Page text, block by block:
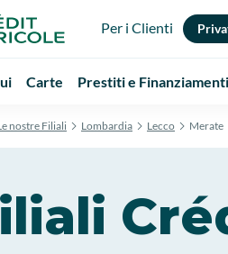
Per i Clienti
Carte Prestiti e Finanziamenti
nostre Filiali Lombardia Lecco Merate